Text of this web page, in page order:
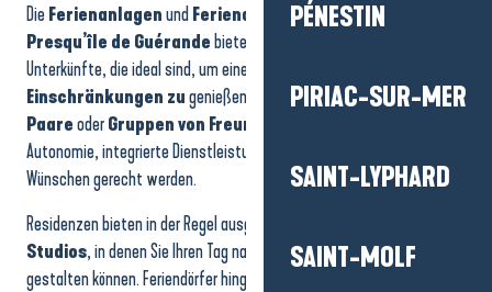
PÉNESTIN
PIRIAC-SUR-MER
SAINT-LYPHARD
SAINT-MOLF
Residenz Goélia Royal Park
Relais International de la Jeunesse
Villages Clubs du Soleil Le Saint-Saëns
Le Domaine de Cramphore - Pierre et Vacances
Centre du Palandrin
La Maison Rivage
GOELIA - Résidence LES VOILES BLANCHES
DieFerienanlagenund Feriendörfer am Urlaubsort
Presqu’île de Guérande bieten komfortable, flexible
Unterkünfte, die ideal sind, um einen
Einschränkungen zugenießen. Sie wurden fürFamilien,
PaareoderGruppen von Freunden
Autonomie, integrierte Dienstleistungen und Lebensräume, die allen
Wünschen gerecht werden.
Residenzen bieten in der Regel ausgestattete
Studios, in denen Sie Ihren Tag nach Ihrem eigenen Rhythmus
gestalten können. Feriendörfer hingegen zeichnen sich durch ihre